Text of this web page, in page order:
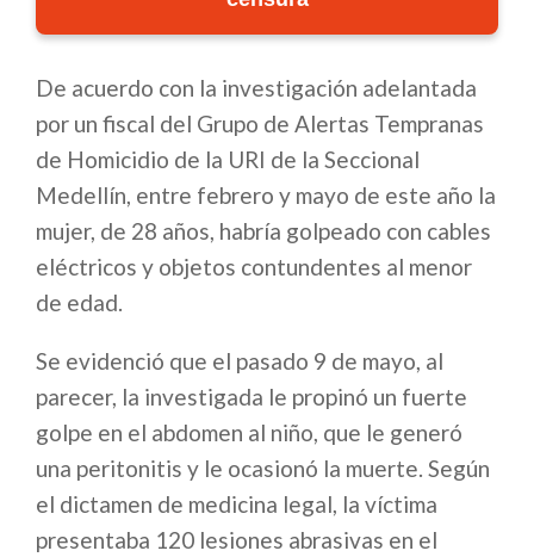
De acuerdo con la investigación adelantada
por un fiscal del Grupo de Alertas Tempranas
de Homicidio de la URI de la Seccional
Medellín, entre febrero y mayo de este año la
mujer, de 28 años, habría golpeado con cables
eléctricos y objetos contundentes al menor
de edad.
Se evidenció que el pasado 9 de mayo, al
parecer, la investigada le propinó un fuerte
golpe en el abdomen al niño, que le generó
una peritonitis y le ocasionó la muerte. Según
el dictamen de medicina legal, la víctima
presentaba 120 lesiones abrasivas en el